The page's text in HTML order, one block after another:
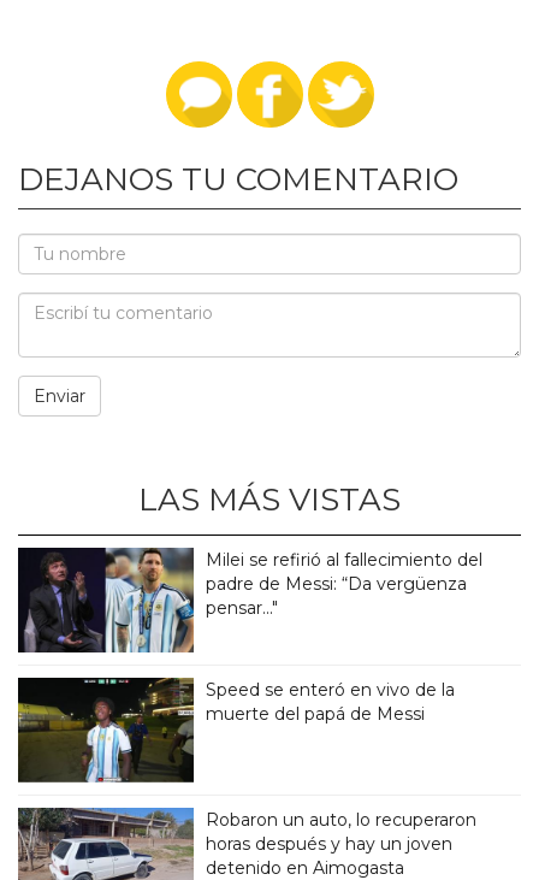
DEJANOS TU COMENTARIO
LAS MÁS VISTAS
Milei se refirió al fallecimiento del
padre de Messi: “Da vergüenza
pensar..."
Speed se enteró en vivo de la
muerte del papá de Messi
Robaron un auto, lo recuperaron
horas después y hay un joven
detenido en Aimogasta